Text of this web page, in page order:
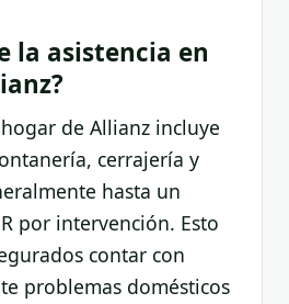
la asistencia en
de Allianz incluye
cerrajería y
hasta un
por intervención. Esto
contar con
problemas domésticos